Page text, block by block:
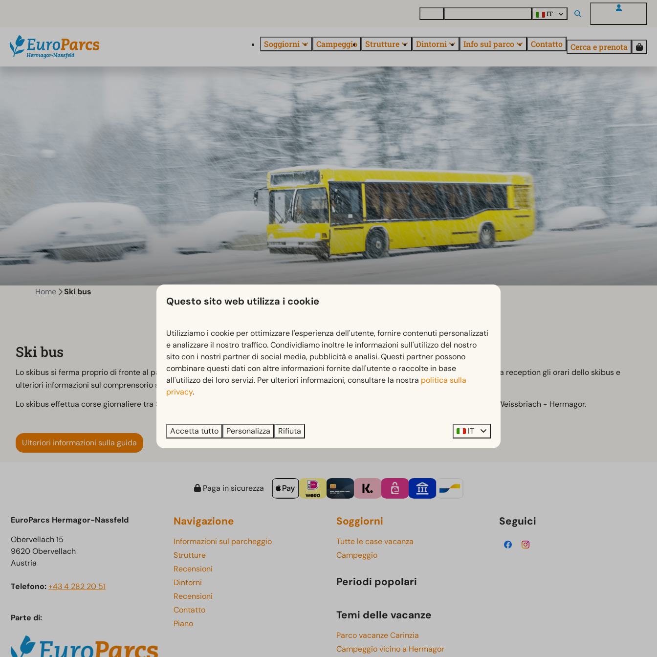
IT
Soggiorni Campeggio Strutture Dintorni Info sul parco Contatto Cerca e prenota
Home Ski bus
Ski bus
Lo skibus si ferma proprio di fronte al parco, sulla strada principale, e conduce al vicino comprensorio sciistico di Nassfeld. Chiedete alla reception gli orari dello skibus e
ulteriori informazioni sul comprensorio sciistico!
Lo skibus effettua corse giornaliere tra St. Stefan - Hermagor - Tröpolach - Kirchbach - Dellach - Kötschach-Mauthen e Weissensee - Weissbriach - Hermagor.
Ulteriori informazioni sulla guida
Paga in sicurezza
EuroParcs Hermagor-Nassfeld
Obervellach 15
9620 Obervellach
Austria
Telefono:+43 4 282 20 51
Parte di:
Navigazione
Informazioni sul parcheggio
Strutture
Recensioni
Dintorni
Recensioni
Contatto
Piano
Soggiorni
Tutte le case vacanza
Campeggio
Periodi popolari
Temi delle vacanze
Parco vacanze Carinzia
Campeggio vicino a Hermagor
Seguici
Questo sito web utilizza i cookie
Utilizziamo i cookie per ottimizzare l'esperienza dell'utente, fornire contenuti personalizzati
e analizzare il nostro traffico. Condividiamo inoltre le informazioni sull'utilizzo del nostro
sito con i nostri partner di social media, pubblicità e analisi. Questi partner possono
combinare questi dati con altre informazioni fornite dall'utente o raccolte in base
all'utilizzo dei loro servizi. Per ulteriori informazioni, consultare la nostra politica sulla
privacy.
Accetta tutto Personalizza Rifiuta IT